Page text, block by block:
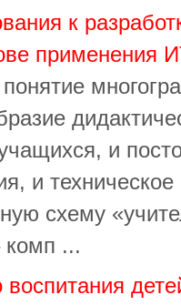
к
применения
и
и
схему
комп ...
воспитания